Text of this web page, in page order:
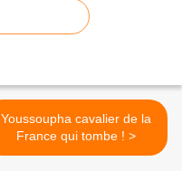
Youssoupha cavalier de la
France qui tombe ! >